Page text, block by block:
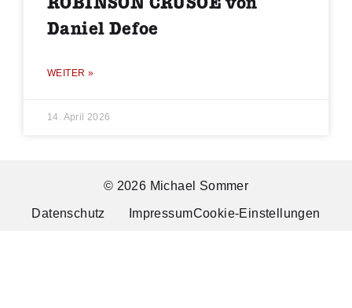
ROBINSON CRUSOE von
Daniel Defoe
WEITER »
14. April 2026
© 2026 Michael Sommer
Datenschutz ImpressumCookie-Einstellungen